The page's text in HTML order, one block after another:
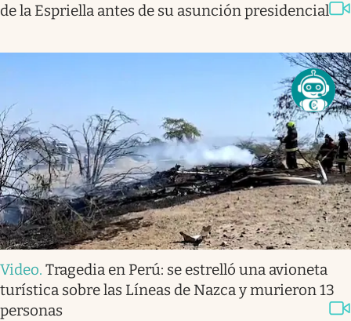
de la Espriella antes de su asunción presidencial
Video. Tragedia en Perú: se estrelló una avioneta
turística sobre las Líneas de Nazca y murieron 13
personas